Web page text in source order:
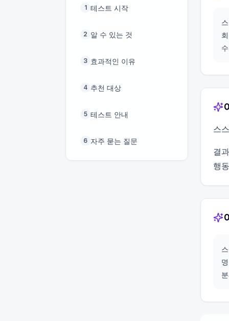
1 테스트 시작
2 알 수 있는 것
3 효과적인 이유
4 추천 대상
5 테스트 안내
6 자주 묻는 질문
스
결
행